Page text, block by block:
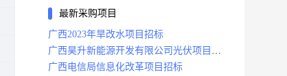
最新采购项目
广西2023年旱改水项目招标
广西昊升新能源开发有限公司光伏项目招
标
广西电信局信息化改革项目招标